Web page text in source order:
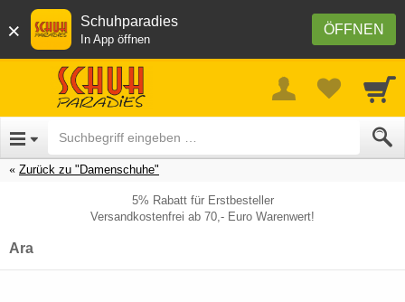
× ÖFFNEN
Schuhparadies
In App öffnen
Zurück zu "Damenschuhe"
5% Rabatt für Erstbesteller
Versandkostenfrei ab 70,- Euro Warenwert!
Ara